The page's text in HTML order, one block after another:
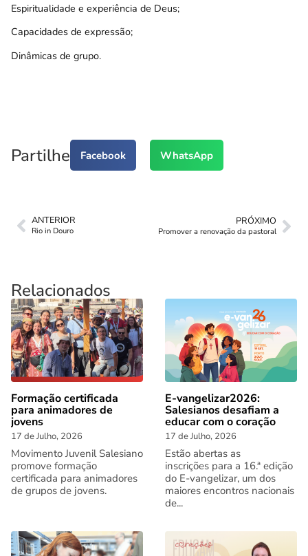
Espiritualidade e experiência de Deus;
Capacidades de expressão;
Dinâmicas de grupo.
Partilhe Facebook WhatsApp
ANTERIOR
Rio in Douro
PRÓXIMO
Promover a renovação da pastoral
Relacionados
Formação certificada
para animadores de
jovens
17 de Julho, 2026
Movimento Juvenil Salesiano
promove formação
certificada para animadores
de grupos de jovens.
E-vangelizar2026:
Salesianos desafiam a
educar com o coração
17 de Julho, 2026
Estão abertas as
inscrições para a 16.ª edição
do E-vangelizar, um dos
maiores encontros nacionais
de...